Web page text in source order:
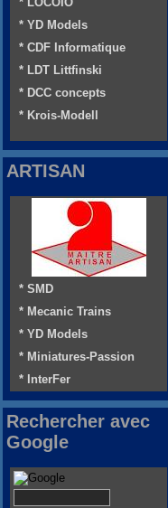
* YD Models
* CDF Informatique
* LDT Littfinski
* DCC concepts
* Krois-Modell
ARTISAN
* SMD
* Mecanic Trains
* YD Models
* Miniatures-Passion
* InterFer
Rechercher avec
Google